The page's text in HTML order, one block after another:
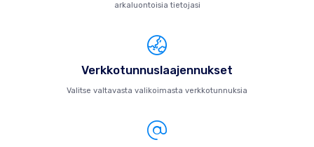
arkaluontoisia tietojasi
Verkkotunnuslaajennukset
Valitse valtavasta valikoimasta verkkotunnuksia